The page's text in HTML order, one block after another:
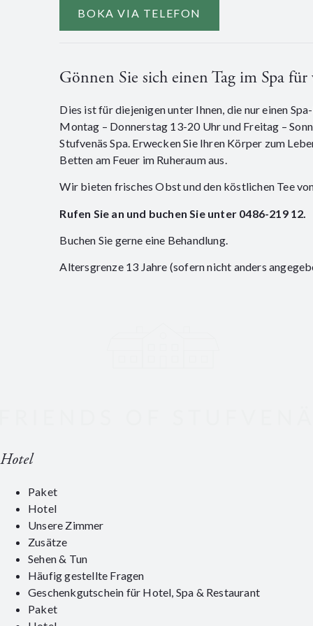
BOKA VIA TELEFON
Gönnen Sie sich einen Tag im Spa
Dies ist für diejenigen unter Ihnen, die nur einen
Montag – Donnerstag 13-20 Uhr und Freitag –
Stufvenäs Spa. Erwecken Sie Ihren Körper zum
Betten am Feuer im Ruheraum aus.
Wir bieten frisches Obst und den köstlichen Tee
Rufen Sie an und buchen Sie unter 0486-219 12.
Buchen Sie gerne eine Behandlung.
Altersgrenze 13 Jahre (sofern nicht anders
Hotel
Paket
Hotel
Unsere Zimmer
Zusätze
Sehen & Tun
Häufig gestellte Fragen
Geschenkgutschein für Hotel, Spa & Restaurant
Paket